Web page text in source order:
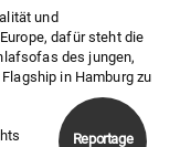
und
dafür steht die
des jungen,
in Hamburg zu